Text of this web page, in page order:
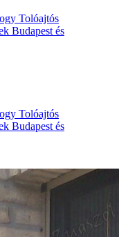
Tolóajtós
Budapest és
Tolóajtós
Budapest és